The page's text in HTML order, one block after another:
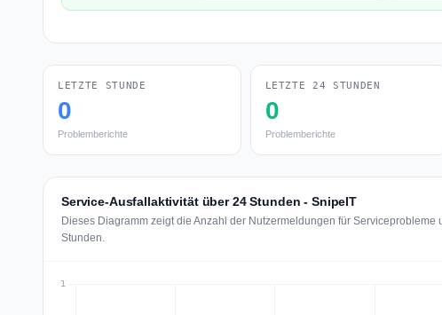
LETZTE STUNDE
0
Problemberichte
LETZTE 24 STUNDEN
0
Problemberichte
Service-Ausfallaktivität über 24 Stunden - SnipeIT
Dieses Diagramm zeigt die Anzahl der Nutzermeldungen für
Stunden.